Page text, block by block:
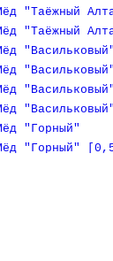
"Таёжный
"Таёжный
"Васильковый"
"Горный"
"Горный"